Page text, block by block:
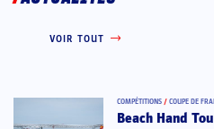
VOIR TOUT
COMPÉTITIONS / COUPE DE
Beach Hand